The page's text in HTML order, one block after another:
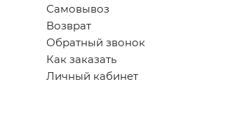
Самовывоз
Возврат
Обратный звонок
Как заказать
Личный кабинет